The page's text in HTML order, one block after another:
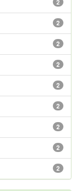
2
2
2
2
2
2
2
2
2